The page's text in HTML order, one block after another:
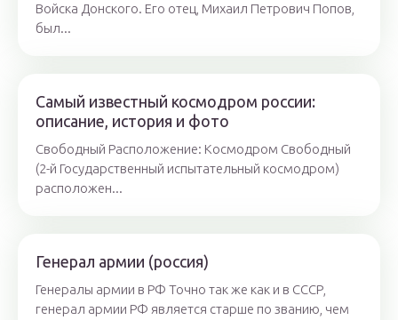
Войска Донского. Его отец, Михаил Петрович Попов,
был...
Самый известный космодром россии:
описание, история и фото
Свободный Расположение: Космодром Свободный
(2-й Государственный испытательный космодром)
расположен...
Генерал армии (россия)
Генералы армии в РФ Точно так же как и в СССР,
генерал армии РФ является старше по званию, чем